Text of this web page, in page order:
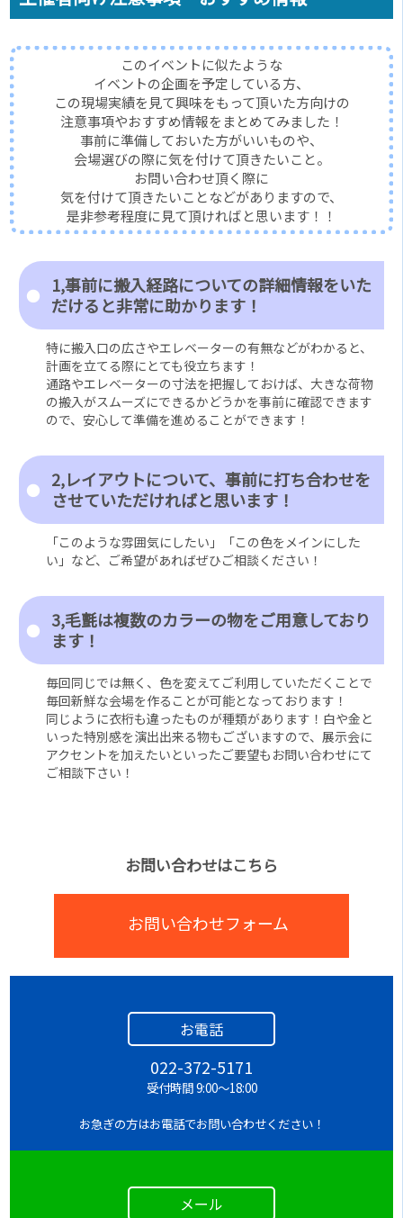
このイベントに似たような
イベントの企画を予定している方、
この現場実績を見て興味をもって頂いた方向けの
注意事項やおすすめ情報をまとめてみました！
事前に準備しておいた方がいいものや、
会場選びの際に気を付けて頂きたいこと。
お問い合わせ頂く際に
気を付けて頂きたいことなどがありますので、
是非参考程度に見て頂ければと思います！！
1,事前に搬入経路についての詳細情報をいた
だけると非常に助かります！
特に搬入口の広さやエレベーターの有無などがわかると、
計画を立てる際にとても役立ちます！
通路やエレベーターの寸法を把握しておけば、大きな荷物
の搬入がスムーズにできるかどうかを事前に確認できます
ので、安心して準備を進めることができます！
2,レイアウトについて、事前に打ち合わせを
させていただければと思います！
「このような雰囲気にしたい」「この色をメインにした
い」など、ご希望があればぜひご相談ください！
3,毛氈は複数のカラーの物をご用意しており
ます！
毎回同じでは無く、色を変えてご利用していただくことで
毎回新鮮な会場を作ることが可能となっております！
同じように衣桁も違ったものが種類があります！白や金と
いった特別感を演出出来る物もございますので、展示会に
アクセントを加えたいといったご要望もお問い合わせにて
ご相談下さい！
お問い合わせはこちら
お問い合わせフォーム
お電話
022-372-5171
受付時間 9:00～18:00
お急ぎの方はお電話でお問い合わせください！
メール